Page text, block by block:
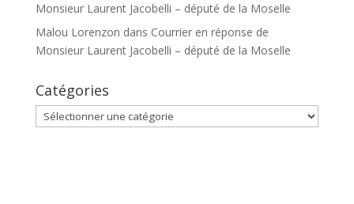
Monsieur Laurent Jacobelli – député de la Moselle
Malou Lorenzon dans Courrier en réponse de
Monsieur Laurent Jacobelli – député de la Moselle
Catégories
Catégories